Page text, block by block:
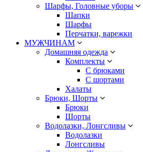
Шарфы, Головные уборы
Шапки
Шарфы
Перчатки, варежки
МУЖЧИНАМ
Домашняя одежда
Комплекты
С брюками
С шортами
Халаты
Брюки, Шорты
Брюки
Шорты
Водолазки, Лонгсливы
Водолазки
Лонгсливы